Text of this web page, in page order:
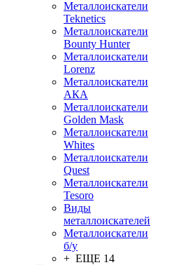
Металлоискатели
Teknetics
Металлоискатели
Bounty Hunter
Металлоискатели
Lorenz
Металлоискатели
АКА
Металлоискатели
Golden Mask
Металлоискатели
Whites
Металлоискатели
Quest
Металлоискатели
Tesoro
Виды
металлоискателей
Металлоискатели
б/у
+ ЕЩЕ 14